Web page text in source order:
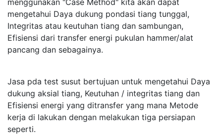
mengetahui Daya dukung pondasi tiang tunggal,
Integritas atau keutuhan tiang dan sambungan,
Efisiensi dari transfer energi pukulan hammer/alat
pancang dan sebagainya.
Jasa pda test susut bertujuan untuk mengetahui Daya
dukung aksial tiang, Keutuhan / integritas tiang dan
Efisiensi energi yang ditransfer yang mana Metode
kerja di lakukan dengan melakukan tiga persiapan
seperti.